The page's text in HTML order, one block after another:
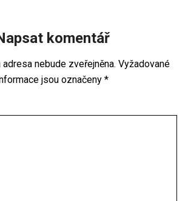
komentář
nebude zveřejněna. Vyžadované
jsou označeny *